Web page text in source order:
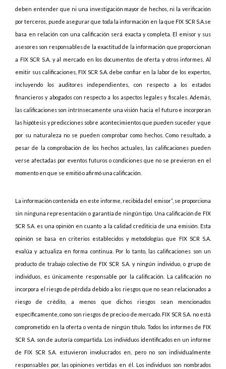
deben entender que ni una investigación mayor de hechos, ni la verificación
por terceros, puede asegurar que toda la información en la que FIX SCR S.A.se
basa en relación con una calificación será exacta y completa. El emisor y sus
asesores son responsables de la exactitud de la información que proporcionan
a FIX SCR S.A. y al mercado en los documentos de oferta y otros informes. Al
emitir sus calificaciones, FIX SCR S.A. debe confiar en la labor de los expertos,
incluyendo los auditores independientes, con respecto a los estados
financieros y abogados con respecto a los aspectos legales y fiscales. Además,
las calificaciones son intrínsecamente una visión hacia el futuro e incorporan
las hipótesis y predicciones sobre acontecimientos que pueden suceder y que
por su naturaleza no se pueden comprobar como hechos. Como resultado, a
pesar de la comprobación de los hechos actuales, las calificaciones pueden
verse afectadas por eventos futuros o condiciones que no se previeron en el
momento en que se emitió o afirmó una calificación.
La información contenida en este informe, recibida del emisor”, se proporciona
sin ninguna representación o garantía de ningún tipo. Una calificación de FIX
SCR S.A. es una opinión en cuanto a la calidad crediticia de una emisión. Esta
opinión se basa en criterios establecidos y metodologías que FIX SCR S.A.
evalúa y actualiza en forma continua. Por lo tanto, las calificaciones son un
producto de trabajo colectivo de FIX SCR S.A. y ningún individuo, o grupo de
individuos, es únicamente responsable por la calificación. La calificación no
incorpora el riesgo de pérdida debido a los riesgos que no sean relacionados a
riesgo de crédito, a menos que dichos riesgos sean mencionados
específicamente, como son riesgos de precio o de mercado. FIX SCR S.A. no está
comprometido en la oferta o venta de ningún título. Todos los informes de FIX
SCR S.A. son de autoría compartida. Los individuos identificados en un informe
de FIX SCR S.A. estuvieron involucrados en, pero no son individualmente
responsables por, las opiniones vertidas en él. Los individuos son nombrados